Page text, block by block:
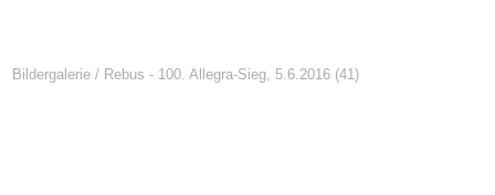
Bildergalerie / Rebus - 100. Allegra-Sieg, 5.6.2016 (41)